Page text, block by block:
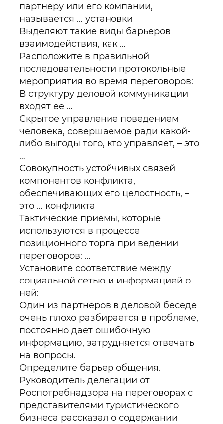
партнеру или его компании,
называется … установки
Выделяют такие виды барьеров
взаимодействия, как …
Расположите в правильной
последовательности протокольные
мероприятия во время переговоров:
В структуру деловой коммуникации
входят ее …
Скрытое управление поведением
человека, совершаемое ради какой-
либо выгоды того, кто управляет, – это
…
Совокупность устойчивых связей
компонентов конфликта,
обеспечивающих его целостность, –
это … конфликта
Тактические приемы, которые
используются в процессе
позиционного торга при ведении
переговоров: …
Установите соответствие между
социальной сетью и информацией о
ней:
Один из партнеров в деловой беседе
очень плохо разбирается в проблеме,
постоянно дает ошибочную
информацию, затрудняется отвечать
на вопросы.
Определите барьер общения.
Руководитель делегации от
Роспотребнадзора на переговорах с
представителями туристического
бизнеса рассказал о содержании